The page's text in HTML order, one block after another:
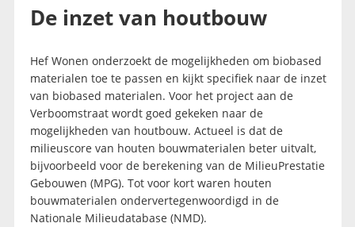
De inzet van houtbouw
Hef Wonen onderzoekt de mogelijkheden om biobased
materialen toe te passen en kijkt specifiek naar de inzet
van biobased materialen. Voor het project aan de
Verboomstraat wordt goed gekeken naar de
mogelijkheden van houtbouw. Actueel is dat de
milieuscore van houten bouwmaterialen beter uitvalt,
bijvoorbeeld voor de berekening van de MilieuPrestatie
Gebouwen (MPG). Tot voor kort waren houten
bouwmaterialen ondervertegenwoordigd in de
Nationale Milieudatabase (NMD).